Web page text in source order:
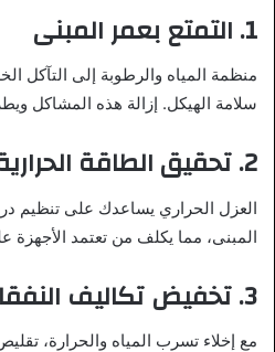
1. التمتع بعمر المبنى
منظمة المياه والرطوبة إلى التآكل
سلامة الهيكل. إزالة هذه المشاكل
2. تحقيق الطاقة
العزل الحراري يساعدك على تنظيم
المبنى، مما يكلف من تعتمد الأجهزة
3. تخفيض تكاليف
مع إخلاء تسرب المياه والحرارة،